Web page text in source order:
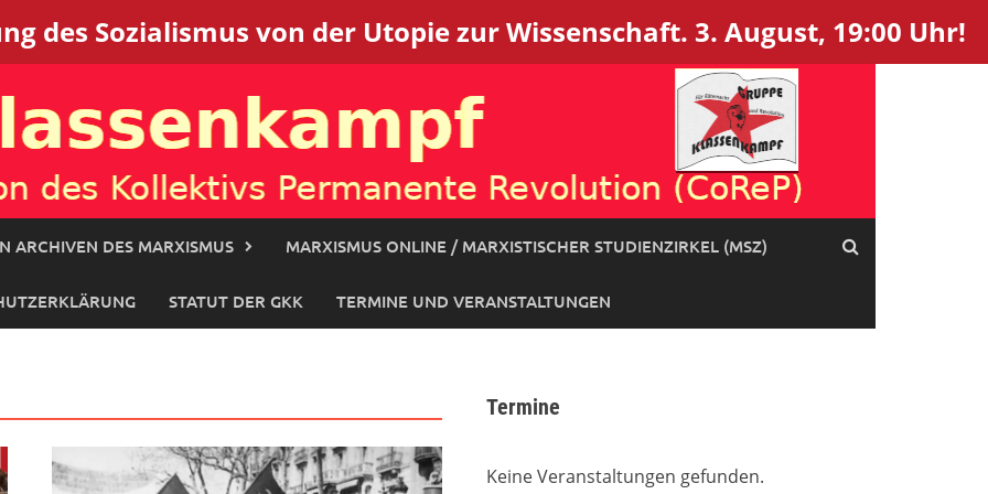
des Sozialismus von der Utopie zur Wissenschaft. 3. August, 19:00 Uhr!
ARCHIVEN DES MARXISMUS MARXISMUS ONLINE / MARXISTISCHER STUDIENZIRKEL (MSZ)
STATUT DER GKK TERMINE UND VERANSTALTUNGEN
Termine
Keine Veranstaltungen gefunden.